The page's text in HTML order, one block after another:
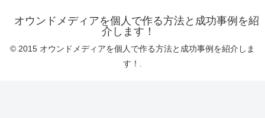
オウンドメディアを個人で作る方法と成功事例を紹
介します！
© 2015 オウンドメディアを個人で作る方法と成功事例を紹介しま
す！.